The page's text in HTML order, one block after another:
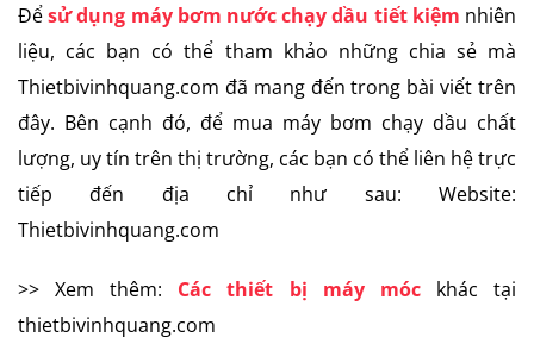
Đểsử dụng máy bơm nước chạy dầu tiết kiệm nhiên
liệu, các bạn có thể tham khảo những chia sẻ mà
Thietbivinhquang.com đã mang đến trong bài viết trên
đây. Bên cạnh đó, để mua máy bơm chạy dầu chất
lượng, uy tín trên thị trường, các bạn có thể liên hệ trực
tiếp đến địa chỉ như sau: Website:
Thietbivinhquang.com
>> Xem thêm: Các thiết bị máy móckhác tại
thietbivinhquang.com